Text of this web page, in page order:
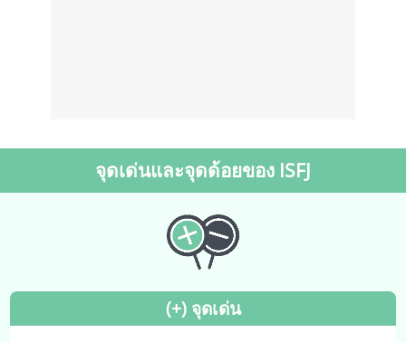
จุดเด่นและจุดด้อยของ ISFJ
(+) จุดเด่น